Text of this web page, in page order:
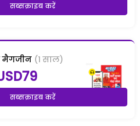
सब्सक्राइब करें
मैगजीन (1 साल)
सब्सक्राइब करें